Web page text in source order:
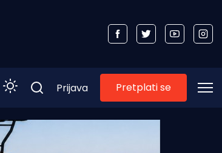
Prijava Pretplati se